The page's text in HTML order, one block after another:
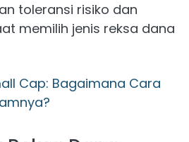
toleransi risiko dan
memilih jenis reksa dana
Cap: Bagaimana Cara